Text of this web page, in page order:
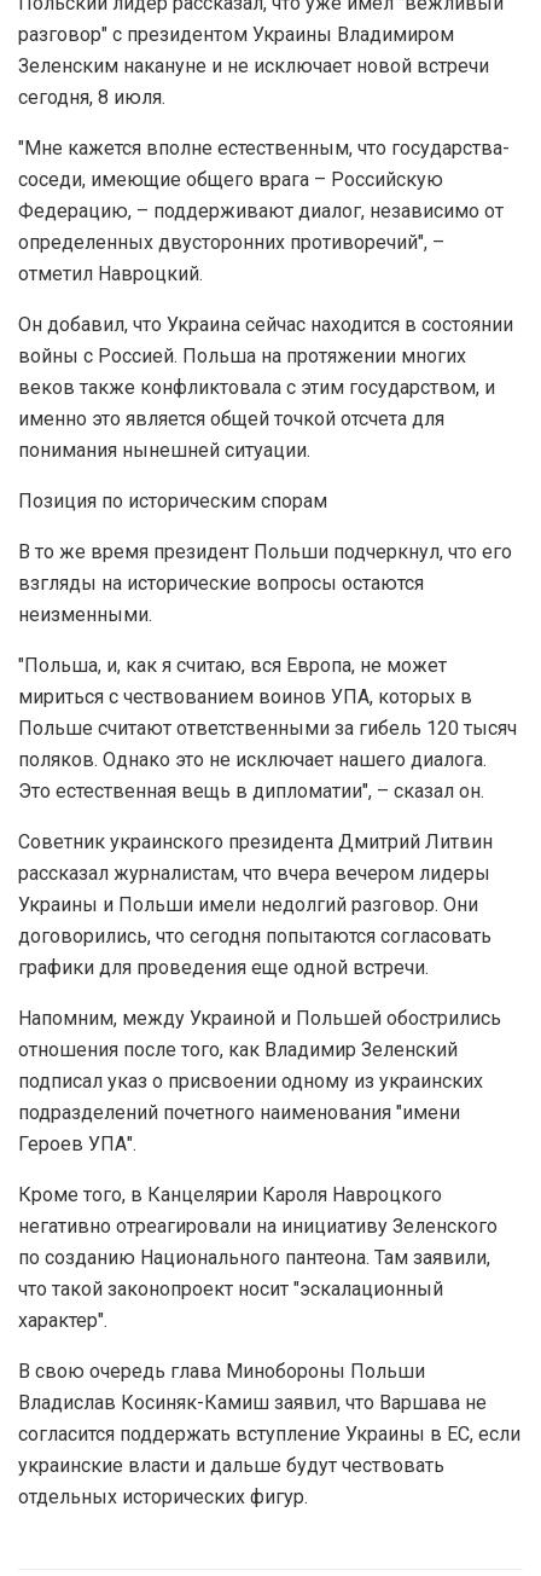
разговор" с президентом Украины Владимиром
Зеленским накануне и не исключает новой встречи
сегодня, 8 июля.
"Мне кажется вполне естественным, что государства-
соседи, имеющие общего врага – Российскую
Федерацию, – поддерживают диалог, независимо от
определенных двусторонних противоречий", –
отметил Навроцкий.
Он добавил, что Украина сейчас находится в состоянии
войны с Россией. Польша на протяжении многих
веков также конфликтовала с этим государством, и
именно это является общей точкой отсчета для
понимания нынешней ситуации.
Позиция по историческим спорам
В то же время президент Польши подчеркнул, что его
взгляды на исторические вопросы остаются
неизменными.
"Польша, и, как я считаю, вся Европа, не может
мириться с чествованием воинов УПА, которых в
Польше считают ответственными за гибель 120 тысяч
поляков. Однако это не исключает нашего диалога.
Это естественная вещь в дипломатии", – сказал он.
Советник украинского президента Дмитрий Литвин
рассказал журналистам, что вчера вечером лидеры
Украины и Польши имели недолгий разговор. Они
договорились, что сегодня попытаются согласовать
графики для проведения еще одной встречи.
Напомним, между Украиной и Польшей обострились
отношения после того, как Владимир Зеленский
подписал указ о присвоении одному из украинских
подразделений почетного наименования "имени
Героев УПА".
Кроме того, в Канцелярии Кароля Навроцкого
негативно отреагировали на инициативу Зеленского
по созданию Национального пантеона. Там заявили,
что такой законопроект носит "эскалационный
характер".
В свою очередь глава Минобороны Польши
Владислав Косиняк-Камиш заявил, что Варшава не
согласится поддержать вступление Украины в ЕС, если
украинские власти и дальше будут чествовать
отдельных исторических фигур.